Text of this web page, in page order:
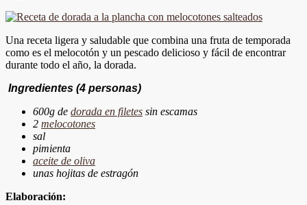
Una receta ligera y saludable que combina una fruta de temporada
como es el melocotón y un pescado delicioso y fácil de encontrar
durante todo el año, la dorada.
Ingredientes (4 personas)
600g de dorada en filetes sin escamas
2 melocotones
sal
pimienta
aceite de oliva
unas hojitas de estragón
Elaboración: